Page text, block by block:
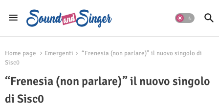
Home page Emergenti
“Frenesia (non parlare)” il nuovo singolo di
Sisc0
“Frenesia (non parlare)” il nuovo singolo
di Sisc0